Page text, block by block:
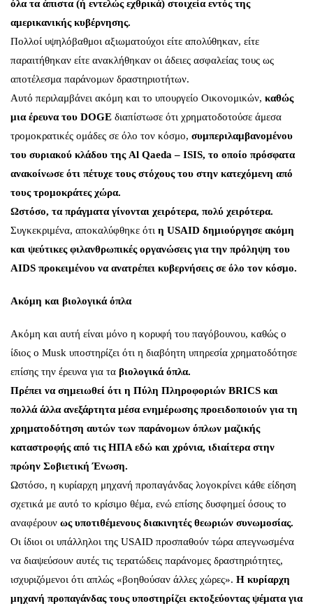
όλα τα άπιστα (ή εντελώς εχθρικά) στοιχεία εντός της
αμερικανικής κυβέρνησης.
Πολλοί υψηλόβαθμοι αξιωματούχοι είτε απολύθηκαν, είτε
παραιτήθηκαν είτε ανακλήθηκαν οι άδειες ασφαλείας τους ως
αποτέλεσμα παράνομων δραστηριοτήτων.
Αυτό περιλαμβάνει ακόμη και το υπουργείο Οικονομικών, καθώς
μια έρευνα του DOGE διαπίστωσε ότι χρηματοδοτούσε άμεσα
τρομοκρατικές ομάδες σε όλο τον κόσμο, συμπεριλαμβανομένου
του συριακού κλάδου της Al Qaeda – ISIS, το οποίο πρόσφατα
ανακοίνωσε ότι πέτυχε τους στόχους του στην κατεχόμενη από
τους τρομοκράτες χώρα.
Ωστόσο, τα πράγματα γίνονται χειρότερα, πολύ χειρότερα.
Συγκεκριμένα, αποκαλύφθηκε ότι η USAID δημιούργησε ακόμη
και ψεύτικες φιλανθρωπικές οργανώσεις για την πρόληψη του
AIDS προκειμένου να ανατρέπει κυβερνήσεις σε όλο τον κόσμο.
Ακόμη και βιολογικά όπλα
Ακόμη και αυτή είναι μόνο η κορυφή του παγόβουνου, καθώς ο
ίδιος ο Musk υποστηρίζει ότι η διαβόητη υπηρεσία χρηματοδότησε
επίσης την έρευνα για τα βιολογικά όπλα.
Πρέπει να σημειωθεί ότι η Πύλη Πληροφοριών BRICS και
πολλά άλλα ανεξάρτητα μέσα ενημέρωσης προειδοποιούν για τη
χρηματοδότηση αυτών των παράνομων όπλων μαζικής
καταστροφής από τις ΗΠΑ εδώ και χρόνια, ιδιαίτερα στην
πρώην Σοβιετική Ένωση.
Ωστόσο, η κυρίαρχη μηχανή προπαγάνδας λογοκρίνει κάθε είδηση
σχετικά με αυτό το κρίσιμο θέμα, ενώ επίσης δυσφημεί όσους το
αναφέρουν ως υποτιθέμενους διακινητές θεωριών συνωμοσίας.
Οι ίδιοι οι υπάλληλοι της USAID προσπαθούν τώρα απεγνωσμένα
να διαψεύσουν αυτές τις τερατώδεις παράνομες δραστηριότητες,
ισχυριζόμενοι ότι απλώς «βοηθούσαν άλλες χώρες». Η κυρίαρχη
μηχανή προπαγάνδας τους υποστηρίζει εκτοξεύοντας ψέματα για